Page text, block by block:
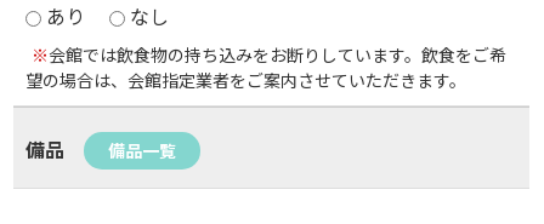
あり
なし
※会館では飲食物の持ち込みをお断りしています。飲食をご希
望の場合は、会館指定業者をご案内させていただきます。
備品 備品一覧